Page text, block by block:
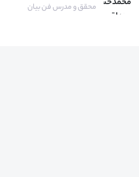
محقق و مدرس فن بیان